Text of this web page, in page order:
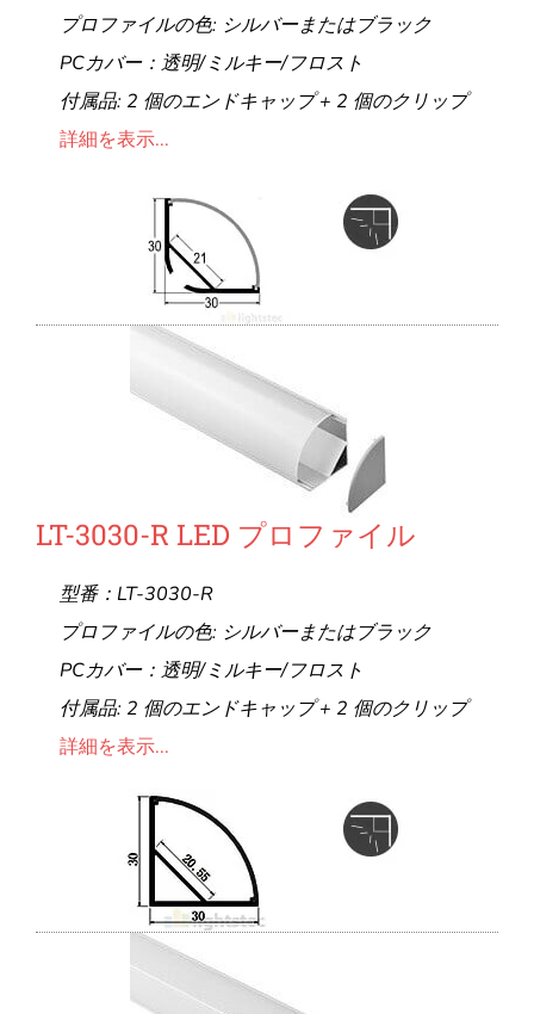
プロファイルの色: シルバーまたはブラック
PCカバー：透明/ミルキー/フロスト
付属品: 2 個のエンドキャップ + 2 個のクリップ
詳細を表示...
LT-3030-R LED プロファイル
型番：LT-3030-R
プロファイルの色: シルバーまたはブラック
PCカバー：透明/ミルキー/フロスト
付属品: 2 個のエンドキャップ + 2 個のクリップ
詳細を表示...